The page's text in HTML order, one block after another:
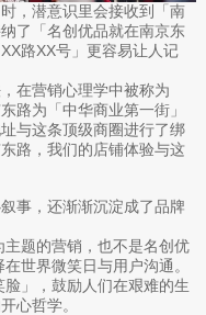
，潜意识里会接收到「南
了「名创优品就在南京东
路XX号」更容易让人记
在营销心理学中被称为
路为「中华商业第一街」
与这条顶级商圈进行了绑
路，我们的店铺体验与这
事，还渐渐沉淀成了品牌
题的营销，也不是名创优
世界微笑日与用户沟通。
」，鼓励人们在艰难的生
心哲学。